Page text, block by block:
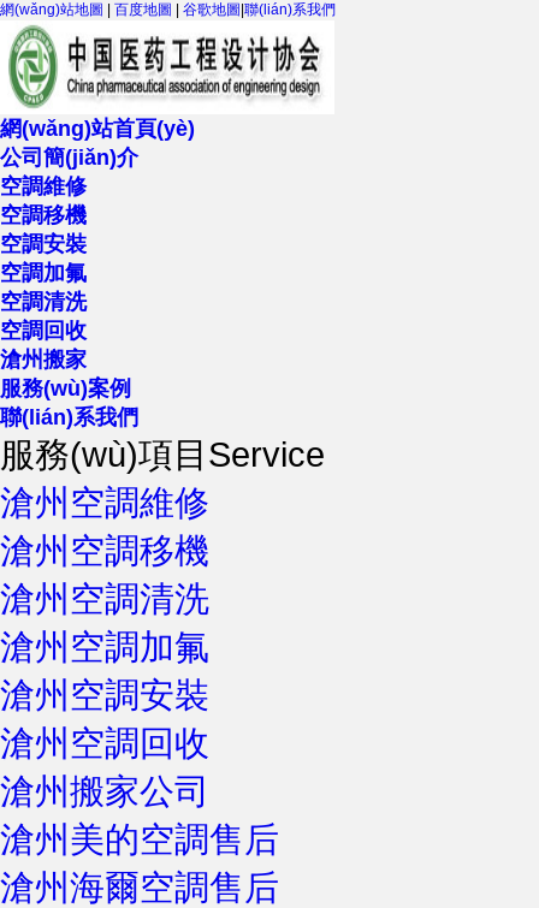
網(wǎng)站地圖 百度地圖 谷歌地圖 聯(lián)系我們
網(wǎng)站首頁(yè)
公司簡(jiǎn)介
空調維修
空調移機
空調安裝
空調加氟
空調清洗
空調回收
滄州搬家
服務(wù)案例
聯(lián)系我們
服務(wù)項目Service
滄州空調維修
滄州空調移機
滄州空調清洗
滄州空調加氟
滄州空調安裝
滄州空調回收
滄州搬家公司
滄州美的空調售后
滄州海爾空調售后